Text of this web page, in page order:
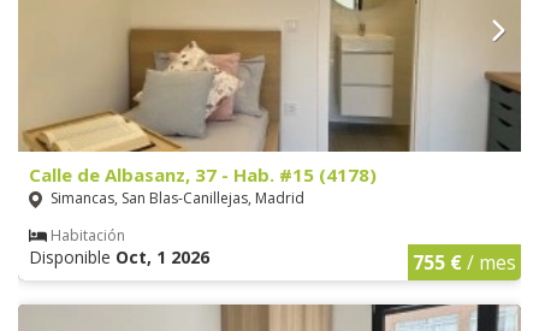
Calle de Albasanz, 37 - Hab. #15 (4178)
Simancas, San Blas-Canillejas, Madrid
Habitación
Disponible Oct, 1 2026 755 €/ mes